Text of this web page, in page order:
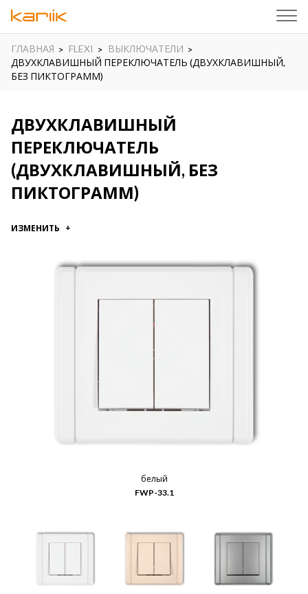
ГЛАВНАЯ FLEXI
ВЫКЛЮЧАТЕЛИ
ДВУХКЛАВИШНЫЙ ПЕРЕКЛЮЧАТЕЛЬ (ДВУХКЛАВИШНЫЙ,
БЕЗ ПИКТОГРАММ)
ДВУХКЛАВИШНЫЙ
ПЕРЕКЛЮЧАТЕЛЬ
(ДВУХКЛАВИШНЫЙ, БЕЗ
ПИКТОГРАММ)
ИЗМЕНИТЬ
белый
FWP-33.1